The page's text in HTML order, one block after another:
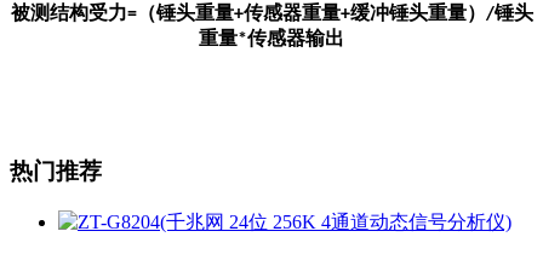
被测结构受力=（锤头重量+传感器重量+缓冲锤头重量） /锤头
重量*传感器输出
热门推荐